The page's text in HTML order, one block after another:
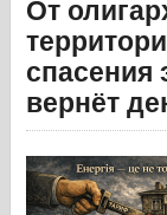
От
спасения
вернёт